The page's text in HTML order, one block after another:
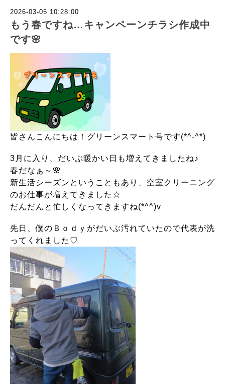
2026-03-05 10:28:00
もう春ですね…キャンペーンチラシ作成中
です🌸
皆さんこんにちは！グリーンスマート号です(*^-^*)
3月に入り、だいぶ暖かい日も増えてきましたね♪
春だなぁ～🌸
新生活シーズンということもあり、空室クリーニング
のお仕事が増えてきました☆
だんだんと忙しくなってきますね(*^^)v
先日、僕のＢｏｄｙがだいぶ汚れていたので代表が洗
ってくれました♡